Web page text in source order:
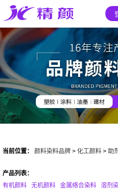
当前位置： 颜料染料品牌 > 化工颜料 > 助剂
产品列表：
有机颜料
无机颜料 金属络合染料 溶剂